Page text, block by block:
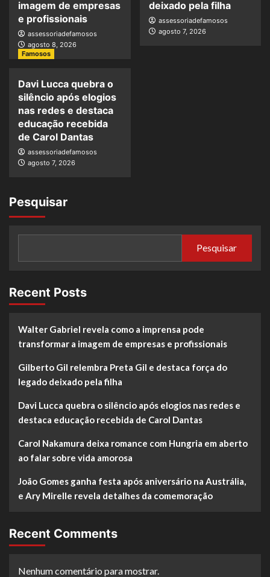
imagem de empresas
e profissionais
assessoriadefamosos
agosto 8, 2026
deixado pela filha
assessoriadefamosos
agosto 7, 2026
Famosos
Davi Lucca quebra o
silêncio após elogios
nas redes e destaca
educação recebida
de Carol Dantas
assessoriadefamosos
agosto 7, 2026
Pesquisar
Pesquisar
Recent Posts
Walter Gabriel revela como a imprensa pode
transformar a imagem de empresas e profissionais
Gilberto Gil relembra Preta Gil e destaca força do
legado deixado pela filha
Davi Lucca quebra o silêncio após elogios nas redes e
destaca educação recebida de Carol Dantas
Carol Nakamura deixa romance com Hungria em aberto
ao falar sobre vida amorosa
João Gomes ganha festa após aniversário na Austrália,
e Ary Mirelle revela detalhes da comemoração
Recent Comments
Nenhum comentário para mostrar.